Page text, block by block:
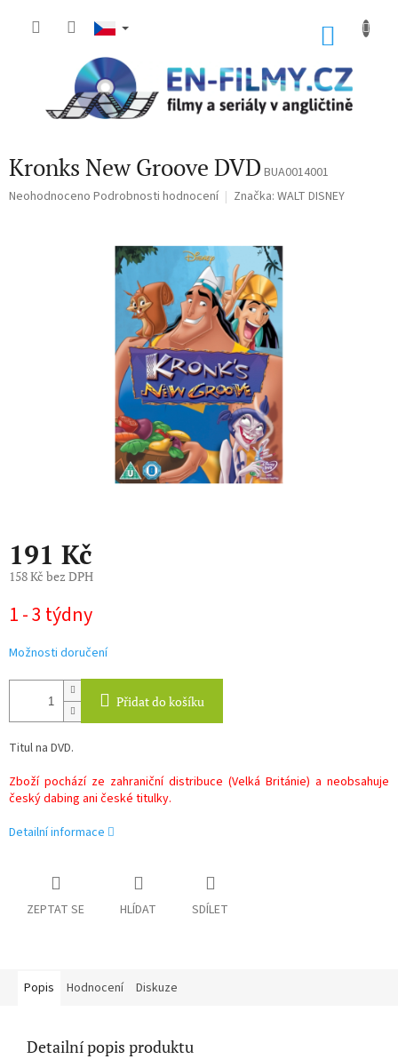
Kronks New Groove DVD BUA0014001
Průměrné
Neohodnoceno Podrobnosti hodnocení Značka: WALT DISNEY
191 Kč
158 Kč bez DPH
cena:
1 - 3 týdny
Možnosti doručení
Přidat do košíku
Titul na DVD.
Zboží pochází ze zahraniční distribuce (Velká Británie) a neobsahuje
český dabing ani české titulky.
Detailní informace
ZEPTAT SE HLÍDAT SDÍLET
Popis Hodnocení Diskuze
Detailní popis produktu